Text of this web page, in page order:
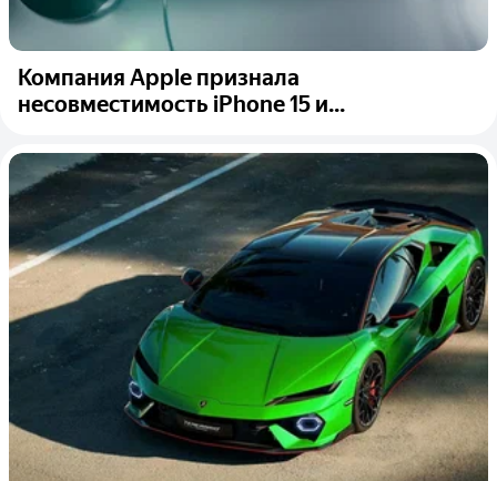
Компания Apple признала
несовместимость iPhone 15 и...